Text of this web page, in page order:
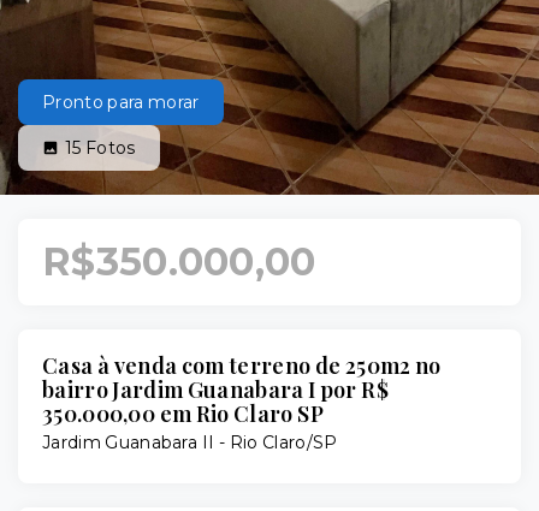
Pronto para morar
15 Fotos
R$350.000,00
Casa à venda com terreno de 250m2 no
bairro Jardim Guanabara I por R$
350.000,00 em Rio Claro SP
Jardim Guanabara II - Rio Claro/SP